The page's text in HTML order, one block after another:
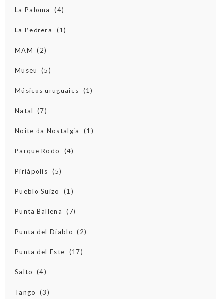
La Paloma (4)
La Pedrera (1)
MAM (2)
Museu (5)
Músicos uruguaios (1)
Natal (7)
Noite da Nostalgia (1)
Parque Rodo (4)
Piriápolis (5)
Pueblo Suizo (1)
Punta Ballena (7)
Punta del Diablo (2)
Punta del Este (17)
Salto (4)
Tango (3)